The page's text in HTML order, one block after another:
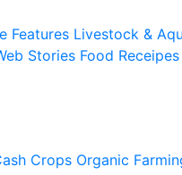
Features Livestock &
Stories Food Receipes
Crops Organic